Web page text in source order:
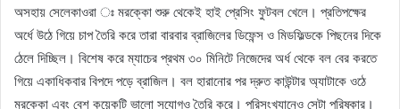
অসহায় সেলেকাওরা ঃ মরক্কো শুরু থেকেই হাই প্রেসিং ফুটবল খেলে। প্রতিপক্ষের
অর্ধে উঠে গিয়ে চাপ তৈরি করে তারা বারবার ব্রাজিলের ডিফেন্স ও মিডফিল্ডকে পিছনের দিকে
ঠেলে দিচ্ছিল। বিশেষ করে ম্যাচের প্রথম ৩০ মিনিটে নিজেদের অর্ধ থেকে বল বের করতে
গিয়ে একাধিকবার বিপদে পড়ে ব্রাজিল। বল হারানোর পর দ্রুত কাউন্টার অ্যাটাকে ওঠে
মরক্কো এবং বেশ কয়েকটি ভালো সুযোগও তৈরি করে। পরিসংখ্যানেও সেটা পরিষ্কার।